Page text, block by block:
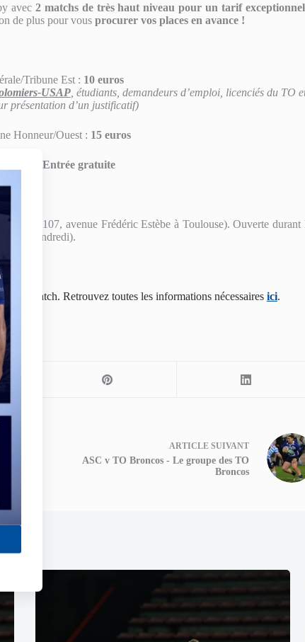
avec2 matchs de très haut niveau pour un tarif
de plus pour vous procurer vos places en avance !
Tribune Est : 10 euros
USAP, étudiants, demandeurs d’emploi, licenciés du TO
présentation d’un justificatif)
Honneur/Ouest : 15 euros
Entrée gratuite
– 107, avenue Frédéric Estèbe à Toulouse). Ouverte durant
au vendredi).
match. Retrouvez toutes les informations nécessaires ici.
ARTICLESUIVANT
ASC v TO Broncos - Le groupe des TO
Broncos